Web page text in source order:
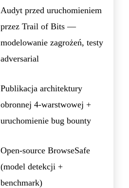
Audyt przed uruchomieniem
przez Trail of Bits —
modelowanie zagrożeń, testy
adversarial
Publikacja architektury
obronnej 4-warstwowej +
uruchomienie bug bounty
Open-source BrowseSafe
(model detekcji +
benchmark)